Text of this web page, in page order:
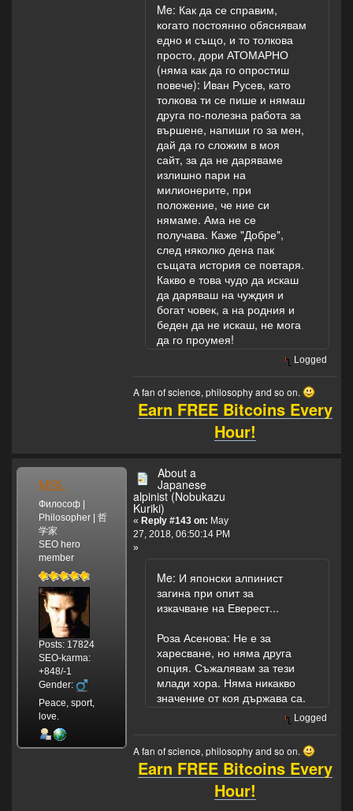
Me: Как да се справим,
когато постоянно обяснявам
едно и също, и то толкова
просто, дори АТОМАРНО
(няма как да го опростиш
повече): Иван Русев, като
толкова ти се пише и нямаш
друга по-полезна работа за
вършене, напиши го за мен,
дай да го сложим в моя
сайт, за да не даряваме
излишно пари на
милионерите, при
положение, че ние си
нямаме. Ама не се
получава. Каже "Добре",
след няколко дена пак
същата история се повтаря.
Какво е това чудо да искаш
да даряваш на чуждия и
богат човек, а на родния и
беден да не искаш, не мога
да го проумея!
Logged
A fan of science, philosophy and so on.
Earn FREE Bitcoins Every
Hour!
MSL
Философ |
Philosopher | 哲
学家
SEO hero
member
Posts: 17824
SEO-karma:
+848/-1
Gender:
Peace, sport,
love.
About a
Japanese
alpinist (Nobukazu
Kuriki)
« Reply #143 on: May
27, 2018, 06:50:14 PM
»
Me: И японски алпинист
загина при опит за
изкачване на Еверест...
Роза Асенова: Не е за
харесване, но няма друга
опция. Съжалявам за тези
млади хора. Няма никакво
значение от коя държава са.
Logged
A fan of science, philosophy and so on.
Earn FREE Bitcoins Every
Hour!